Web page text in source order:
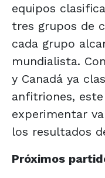
equipos
tres grupos de
cada grupo
mundialista.
y Canadá ya
anfitriones,
experimentar
los resultados
Próximos